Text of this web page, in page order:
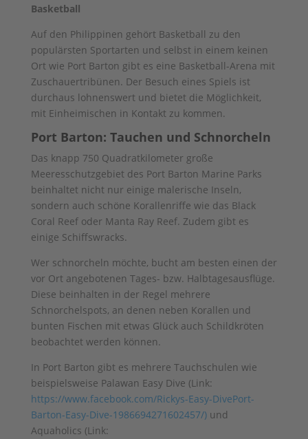
Basketball
Auf den Philippinen gehört Basketball zu den
populärsten Sportarten und selbst in einem keinen
Ort wie Port Barton gibt es eine Basketball-Arena mit
Zuschauertribünen. Der Besuch eines Spiels ist
durchaus lohnenswert und bietet die Möglichkeit,
mit Einheimischen in Kontakt zu kommen.
Port Barton: Tauchen und Schnorcheln
Das knapp 750 Quadratkilometer große
Meeresschutzgebiet des Port Barton Marine Parks
beinhaltet nicht nur einige malerische Inseln,
sondern auch schöne Korallenriffe wie das Black
Coral Reef oder Manta Ray Reef. Zudem gibt es
einige Schiffswracks.
Wer schnorcheln möchte, bucht am besten einen der
vor Ort angebotenen Tages- bzw. Halbtagesausflüge.
Diese beinhalten in der Regel mehrere
Schnorchelspots, an denen neben Korallen und
bunten Fischen mit etwas Glück auch Schildkröten
beobachtet werden können.
In Port Barton gibt es mehrere Tauchschulen wie
beispielsweise Palawan Easy Dive (Link:
https://www.facebook.com/Rickys-Easy-DivePort-
Barton-Easy-Dive-1986694271602457/)und
Aquaholics (Link: